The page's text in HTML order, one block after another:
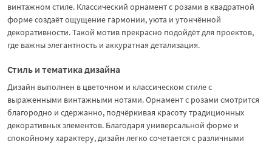
винтажном стиле. Классический орнамент с розами в квадратной
форме создаёт ощущение гармонии, уюта и утончённой
декоративности. Такой мотив прекрасно подойдёт для проектов,
где важны элегантность и аккуратная детализация.
Стиль и тематика дизайна
Дизайн выполнен в цветочном и классическом стиле с
выраженными винтажными нотами. Орнамент с розами смотрится
благородно и сдержанно, подчёркивая красоту традиционных
декоративных элементов. Благодаря универсальной форме и
спокойному характеру, дизайн легко сочетается с различными